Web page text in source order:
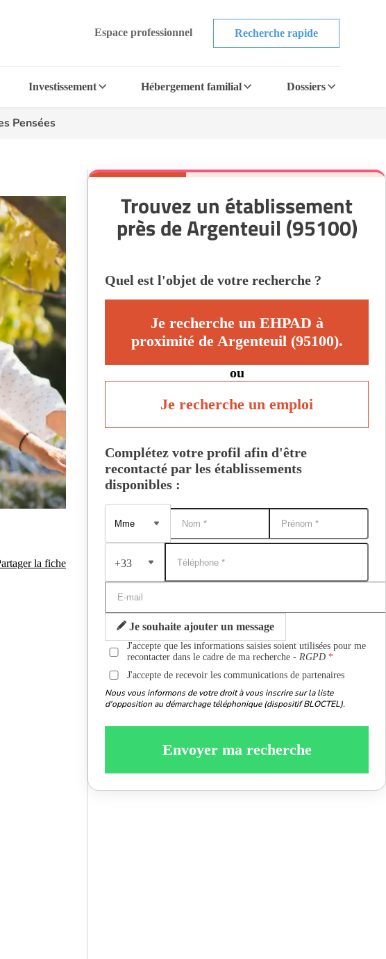
Espace professionnel Recherche rapide
Investissement Hébergement familial Dossiers
Pensées
la fiche
Trouvez un établissement
près de Argenteuil (95100)
Quel est l'objet de votre recherche ?
Je recherche un EHPAD à
proximité de Argenteuil (95100).
ou
Je recherche un emploi
Complétez votre profil afin d'être
recontacté par les établissements
disponibles :
+33
Je souhaite ajouter un message
J'accepte que les informations saisies soient utilisées pour me
recontacter dans le cadre de ma recherche -RGPD
J'accepte de recevoir les communications de partenaires
Nous vous informons de votre droit à vous inscrire sur la liste
d'opposition au démarchage téléphonique (dispositif BLOCTEL).
Envoyer ma recherche